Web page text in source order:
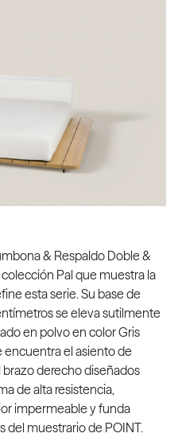
& Respaldo Doble &
Pal que muestra la
esta serie. Su base de
se eleva sutilmente
en polvo en color Gris
encuentra el asiento de
derecho diseñados
de alta resistencia,
impermeable y funda
del muestrario de POINT.